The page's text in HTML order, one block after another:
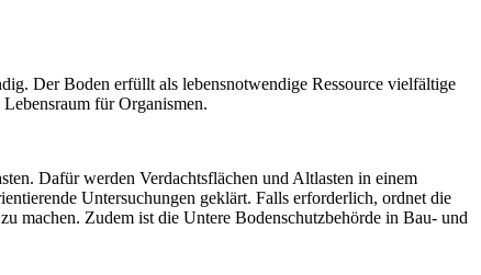
Der Boden erfüllt als lebensnotwendige Ressource vielfältige
für Organismen.
Dafür werden Verdachtsflächen und Altlasten in einem
Untersuchungen geklärt. Falls erforderlich, ordnet die
machen. Zudem ist die Untere Bodenschutzbehörde in Bau- und